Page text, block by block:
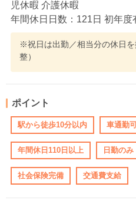
児休暇 介護休暇
年間休日日数：121日 初年度
※祝日は出勤／相当分の休日
整）
ポイント
駅から徒歩10分以内 車通勤
年間休日110日以上 日勤のみ
社会保険完備 交通費支給